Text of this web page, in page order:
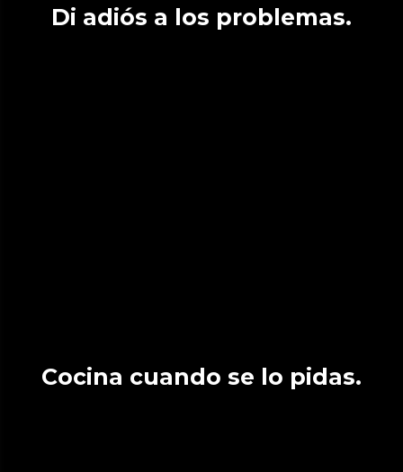
Di adiós a los problemas.
Cocina cuando se lo pidas.